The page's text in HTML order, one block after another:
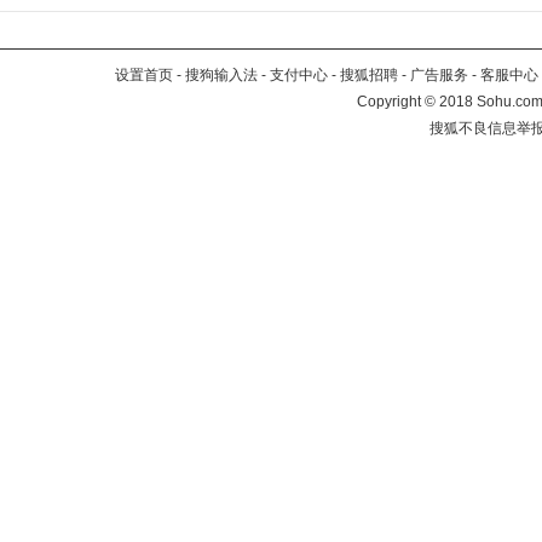
设置首页 - 搜狗输入法 - 支付中心 - 搜狐招聘 - 广告服务 - 客服中心
Copyright©2018
搜狐不良信息举